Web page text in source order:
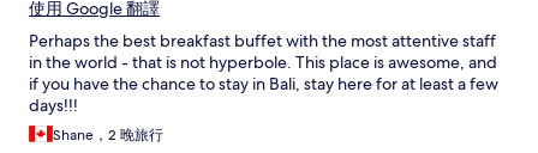
使用 Google 翻譯
Perhaps the best breakfast buffet with the most attentive staff
in the world - that is not hyperbole. This place is awesome, and
if you have the chance to stay in Bali, stay here for at least a few
days!!!
Shane，2 晚旅行